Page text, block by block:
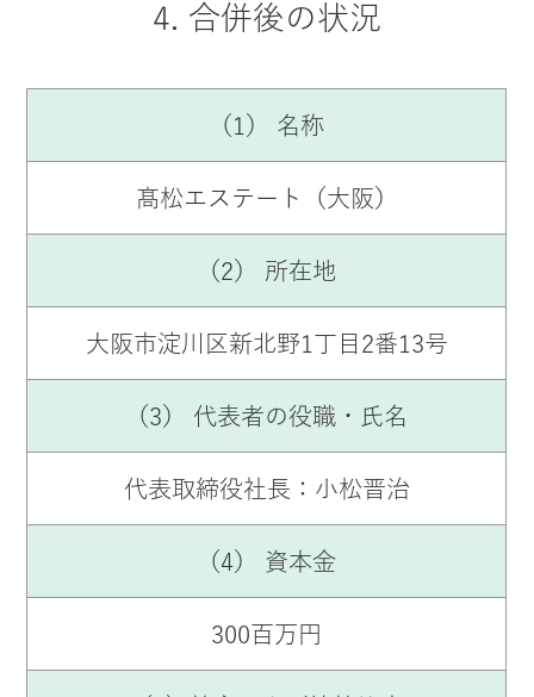
4. 合併後の状況
（1） 名称
髙松エステート（大阪）
（2） 所在地
大阪市淀川区新北野1丁目2番13号
（3） 代表者の役職・氏名
代表取締役社長：小松晋治
（4） 資本金
300百万円